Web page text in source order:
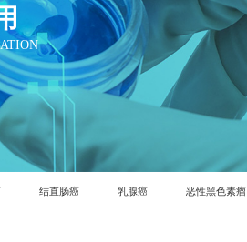
结直肠癌 乳腺癌 恶性黑色素瘤